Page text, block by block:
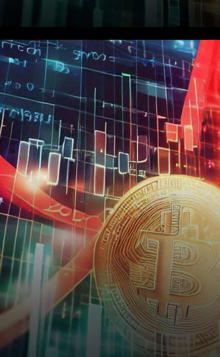
Les inquiétudes récentes
concernant une éventuelle
crise du crédit et une
récession ont mis les
investisseurs mal à l’aise.
Cependant,…